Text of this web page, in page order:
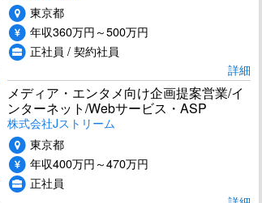
東京都
年収360万円～500万円
正社員 / 契約社員
詳細
メディア・エンタメ向け企画提案営業/イ
ンターネット/Webサービス・ASP
株式会社Jストリーム
東京都
年収400万円～470万円
正社員